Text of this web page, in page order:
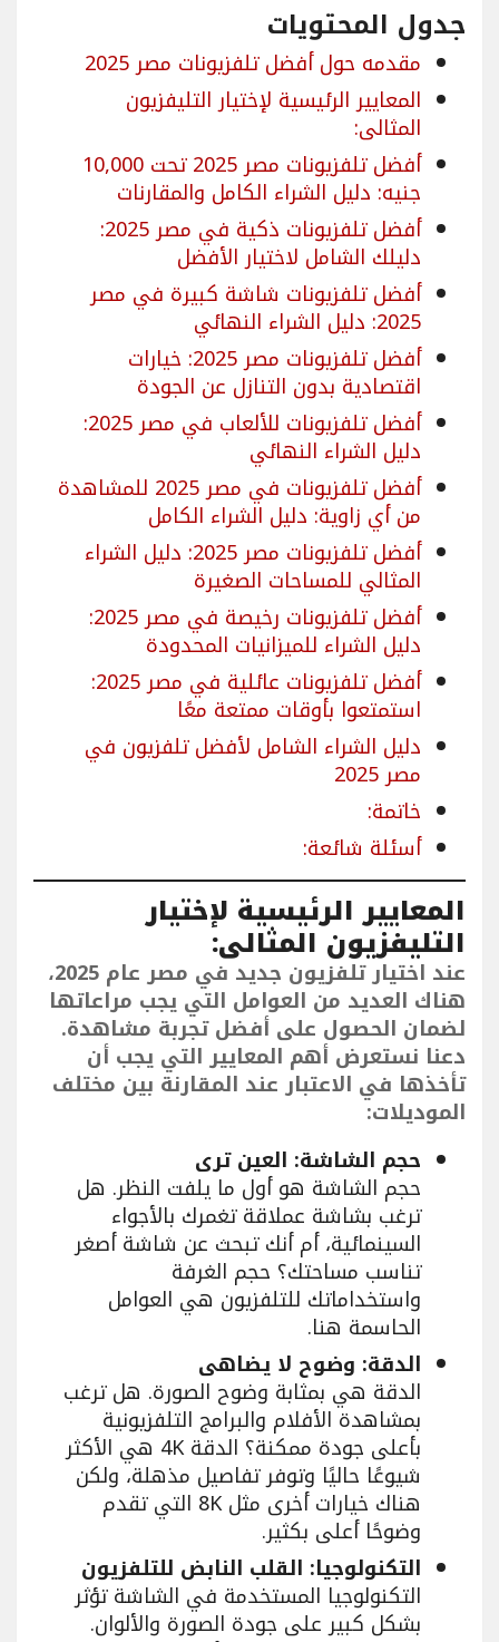
جدول المحتويات
مقدمه حول أفضل تلفزيونات مصر 2025
المعايير الرئيسية لإختيار التليفزيون
المثالى:
أفضل تلفزيونات مصر 2025 تحت 10,000
جنيه: دليل الشراء الكامل والمقارنات
أفضل تلفزيونات ذكية في مصر 2025:
دليلك الشامل لاختيار الأفضل
أفضل تلفزيونات شاشة كبيرة في مصر
2025: دليل الشراء النهائي
أفضل تلفزيونات مصر 2025: خيارات
اقتصادية بدون التنازل عن الجودة
أفضل تلفزيونات للألعاب في مصر 2025:
دليل الشراء النهائي
أفضل تلفزيونات في مصر 2025 للمشاهدة
من أي زاوية: دليل الشراء الكامل
أفضل تلفزيونات مصر 2025: دليل الشراء
المثالي للمساحات الصغيرة
أفضل تلفزيونات رخيصة في مصر 2025:
دليل الشراء للميزانيات المحدودة
أفضل تلفزيونات عائلية في مصر 2025:
استمتعوا بأوقات ممتعة معًا
دليل الشراء الشامل لأفضل تلفزيون في
مصر 2025
خاتمة:
أسئلة شائعة:
المعايير الرئيسية لإختيار
التليفزيون المثالى:
عند اختيار تلفزيون جديد في مصر عام 2025،
هناك العديد من العوامل التي يجب مراعاتها
لضمان الحصول على أفضل تجربة مشاهدة.
دعنا نستعرض أهم المعايير التي يجب أن
تأخذها في الاعتبار عند المقارنة بين مختلف
الموديلات:
حجم الشاشة: العين ترى
حجم الشاشة هو أول ما يلفت النظر. هل
ترغب بشاشة عملاقة تغمرك بالأجواء
السينمائية، أم أنك تبحث عن شاشة أصغر
تناسب مساحتك؟ حجم الغرفة
واستخداماتك للتلفزيون هي العوامل
الحاسمة هنا.
الدقة: وضوح لا يضاهى
الدقة هي بمثابة وضوح الصورة. هل ترغب
بمشاهدة الأفلام والبرامج التلفزيونية
بأعلى جودة ممكنة؟ الدقة 4K هي الأكثر
شيوعًا حاليًا وتوفر تفاصيل مذهلة، ولكن
هناك خيارات أخرى مثل 8K التي تقدم
وضوحًا أعلى بكثير.
التكنولوجيا: القلب النابض للتلفزيون
التكنولوجيا المستخدمة في الشاشة تؤثر
بشكل كبير على جودة الصورة والألوان.